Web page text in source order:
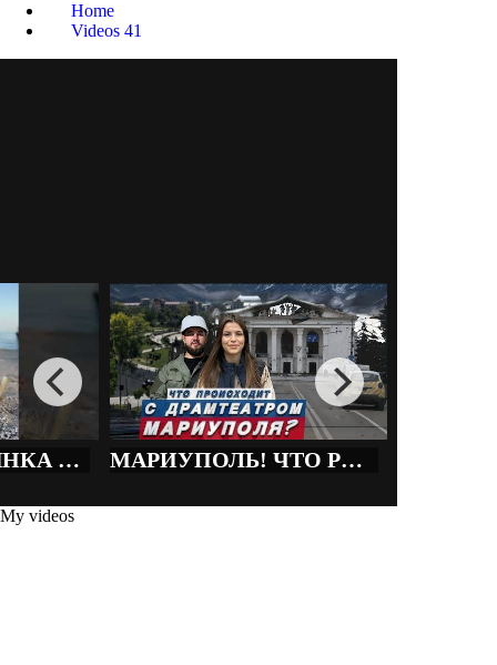
Home
Videos 41
МАРИУПОЛЬ! ЧТО РОССИЯНЕ СОТВОРИЛИ С ДРАМТЕАТРОМ И В КАКОМ ОН СОСТОЯНИИ СЕЙЧАС??
НОВАЯ РОССИЯНКА НАСЛАЖДАЕТСЯ МОРЕМ В МАРИУПОЛЕ! #мариуполь #мариупольвидео #мариупольсейчас
My videos